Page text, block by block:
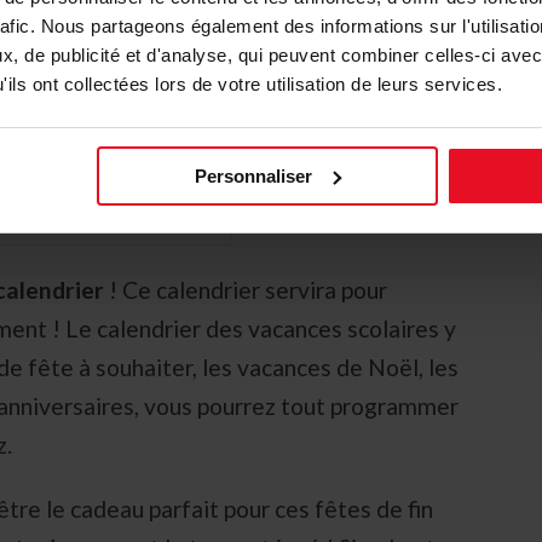
Nous partageons également des informations sur
de publicité et d'analyse, qui peuvent combiner celles-ci
ont collectées lors de votre utilisation de leurs services.
Personnaliser
! Ce calendrier servira pour
! Le calendrier des vacances scolaires y
fête à souhaiter, les vacances de Noël, les
vous pourrez tout programmer
le cadeau parfait pour ces fêtes de fin